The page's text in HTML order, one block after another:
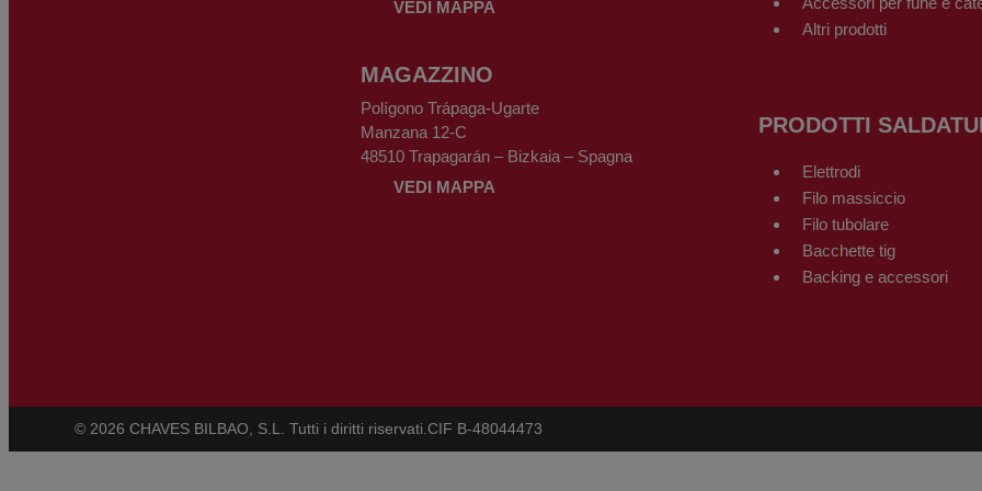
VEDI MAPPA
MAGAZZINO
Polígono Trápaga-Ugarte
Manzana 12-C
48510 Trapagarán – Bizkaia – Spagna
VEDI MAPPA
Altri prodotti
PRODOTTI
Elettrodi
Filo massiccio
Filo tubolare
Bacchette tig
Backing e accessori
© 2026 CHAVES BILBAO, S.L. Tutti i diritti riservati. CIF B-48044473